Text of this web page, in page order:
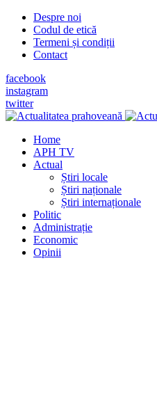
Despre noi
Codul de etică
Termeni și condiții
Contact
facebook
instagram
twitter
Home
APH TV
Actual
Știri locale
Știri naționale
Știri internaționale
Politic
Administrație
Economic
Opinii